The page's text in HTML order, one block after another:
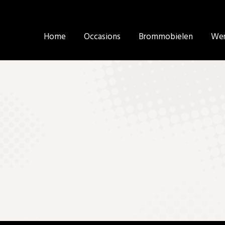
Home Occasions Brommobielen
Home Occasions Brommobielen